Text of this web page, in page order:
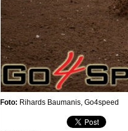
Foto: Rihards Baumanis, Go4speed